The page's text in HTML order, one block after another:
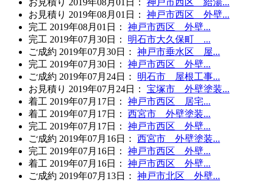
お見積り 2019年08月01日 ：
神戸市西区 外壁...
完工 2019年08月01日 ：
神戸市西区 外壁...
完工 2019年07月30日 ：
明石市大久保町 ...
ご成約 2019年07月30日 ：
神戸市垂水区 屋...
完工 2019年07月30日 ：
神戸市西区 外壁...
ご成約 2019年07月24日 ：
明石市 屋根工事...
お見積り 2019年07月24日 ：
宝塚市 外壁塗装...
着工 2019年07月17日 ：
神戸市西区 居宅...
着工 2019年07月17日 ：
西宮市 外壁塗装...
完工 2019年07月17日 ：
神戸市西区 外壁...
ご成約 2019年07月16日 ：
西宮市 外壁塗装...
完工 2019年07月16日 ：
神戸市西区 外壁...
着工 2019年07月16日 ：
神戸市西区 外壁...
ご成約 2019年07月13日 ：
神戸市北区 外壁...